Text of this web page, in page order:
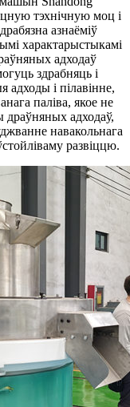
тэхнічную моц і
азнаёміў
характарыстыкамі
адходаў
здрабняць і
адходы і пілавінне,
паліва, якое не
драўняных адходаў,
навакольнага
развіццю.